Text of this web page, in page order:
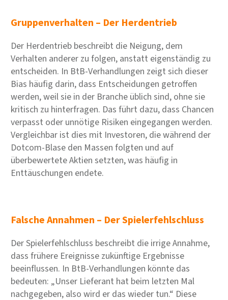
Gruppenverhalten – Der Herdentrieb
Der Herdentrieb beschreibt die Neigung, dem
Verhalten anderer zu folgen, anstatt eigenständig zu
entscheiden. In BtB-Verhandlungen zeigt sich dieser
Bias häufig darin, dass Entscheidungen getroffen
werden, weil sie in der Branche üblich sind, ohne sie
kritisch zu hinterfragen. Das führt dazu, dass Chancen
verpasst oder unnötige Risiken eingegangen werden.
Vergleichbar ist dies mit Investoren, die während der
Dotcom-Blase den Massen folgten und auf
überbewertete Aktien setzten, was häufig in
Enttäuschungen endete.
Falsche Annahmen – Der Spielerfehlschluss
Der Spielerfehlschluss beschreibt die irrige Annahme,
dass frühere Ereignisse zukünftige Ergebnisse
beeinflussen. In BtB-Verhandlungen könnte das
bedeuten: „Unser Lieferant hat beim letzten Mal
nachgegeben, also wird er das wieder tun.“ Diese